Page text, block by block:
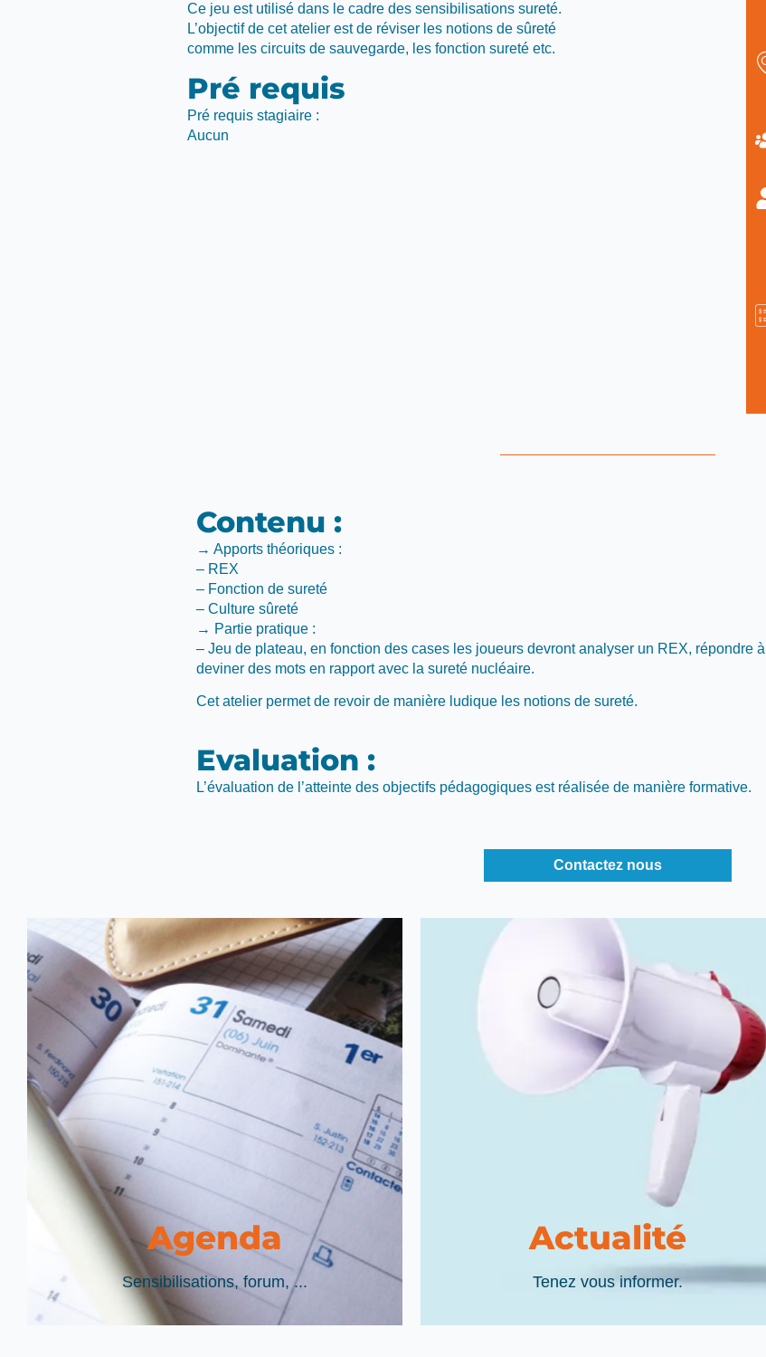
Ce jeu est utilisé dans le cadre des sensibilisations sureté.
L’objectif de cet atelier est de réviser les notions de sûreté
comme les circuits de sauvegarde, les fonction sureté etc.
Pré requis
Pré requis stagiaire :
Aucun
Contenu :
→ Apports théoriques :
– REX
– Fonction de sureté
– Culture sûreté
→ Partie pratique :
– Jeu de plateau, en fonction des cases les joueurs devront analyser un REX, répondre
deviner des mots en rapport avec la sureté nucléaire.
Cet atelier permet de revoir de manière ludique les notions de sureté.
Evaluation :
L’évaluation de l’atteinte des objectifs pédagogiques est réalisée de manière formative.
Contactez nous
Agenda
Sensibilisations, forum, ...
Actualité
Tenez vous informer.